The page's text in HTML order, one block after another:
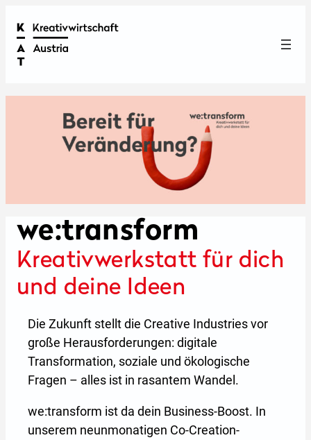
we:transform
Kreativwerkstatt für dich
und deine Ideen
Die Zukunft stellt die Creative Industries vor
große Herausforderungen: digitale
Transformation, soziale und ökologische
Fragen – alles ist in rasantem Wandel.
we:transform ist da dein Business-Boost. In
unserem neunmonatigen Co-Creation-